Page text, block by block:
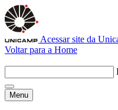
Acessar site da
Voltar para a Home
Menu